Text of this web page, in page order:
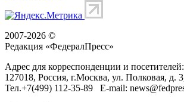
2007-2026 ©
Редакция «ФедералПресс»
Адрес для корреспонденции и посетителей:
127018, Россия, г.Москва, ул. Полковая, д.
Тел.+7(499) 112-35-89 E-mail: